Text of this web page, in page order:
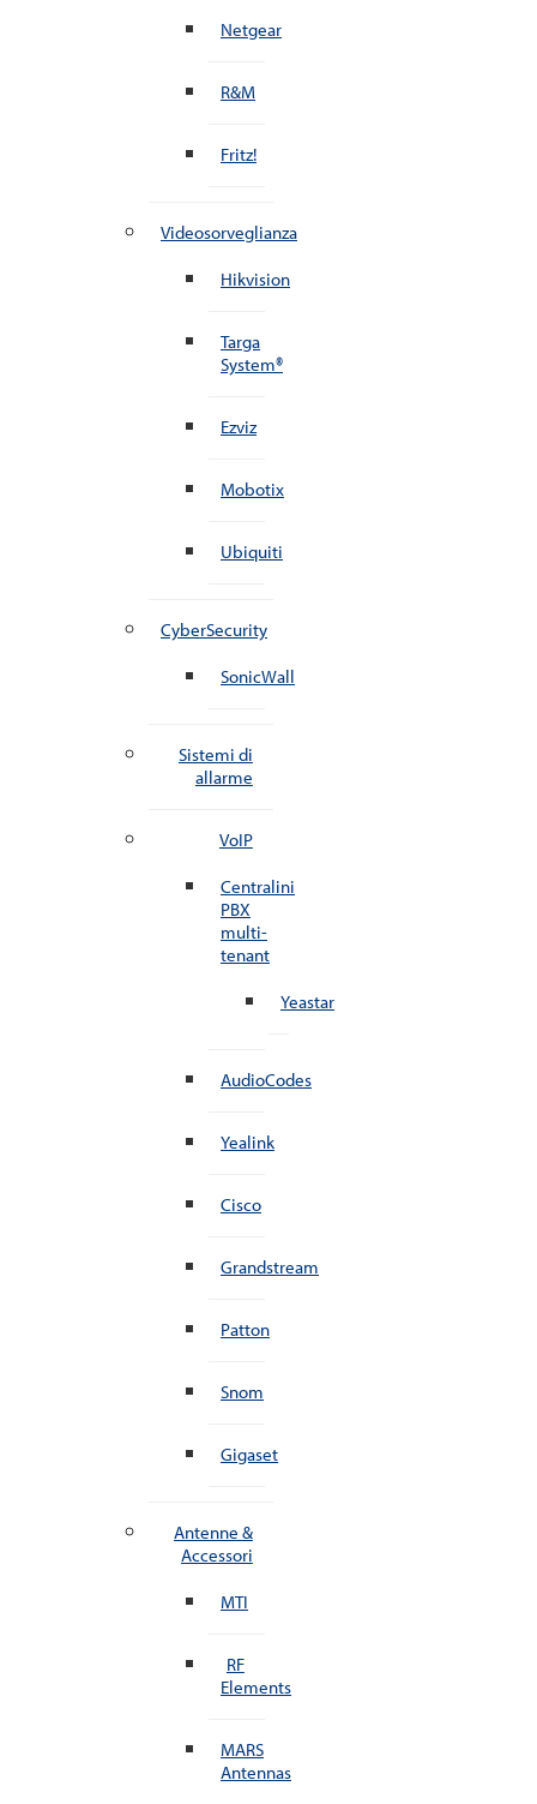
Netgear
R&M
Fritz!
Videosorveglianza
Hikvision
Targa
System®
Ezviz
Mobotix
Ubiquiti
CyberSecurity
SonicWall
Sistemi di
allarme
VoIP
Centralini
PBX
multi-
tenant
Yeastar
AudioCodes
Yealink
Cisco
Grandstream
Patton
Snom
Gigaset
Antenne &
Accessori
MTI
RF
Elements
MARS
Antennas